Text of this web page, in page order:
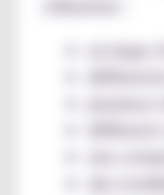
un large
une
des